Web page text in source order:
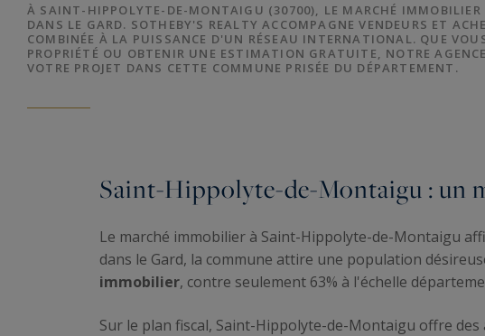
À SAINT-HIPPOLYTE-DE-MONTAIGU (30700), LE MARCHÉ IMMOBILIER
DANS LE GARD. SOTHEBY'S REALTY ACCOMPAGNE VENDEURS ET
COMBINÉE À LA PUISSANCE D'UN RÉSEAU INTERNATIONAL. QUE
PROPRIÉTÉ OU OBTENIR UNE ESTIMATION GRATUITE, NOTRE
VOTRE PROJET DANS CETTE COMMUNE PRISÉE DU DÉPARTEMENT.
Saint-Hippolyte-de-Montaigu : un
Le marché immobilier à Saint-Hippolyte-de-Montaigu
dans le Gard, la commune attire une population
immobilier, contre seulement 63% à l'échelle
Sur le plan fiscal, Saint-Hippolyte-de-Montaigu offre